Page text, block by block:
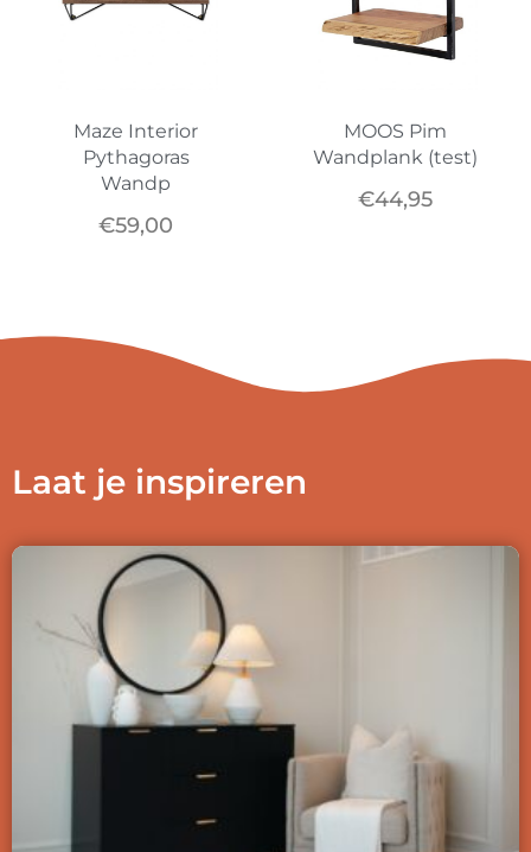
Maze Interior
Pythagoras
Wandp
€59,00
MOOS Pim
Wandplank (test)
€44,95
Laat je inspireren